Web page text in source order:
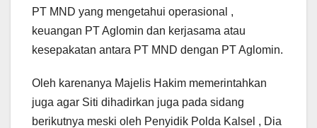
PT MND yang mengetahui operasional ,
keuangan PT Aglomin dan kerjasama atau
kesepakatan antara PT MND dengan PT Aglomin.
Oleh karenanya Majelis Hakim memerintahkan
juga agar Siti dihadirkan juga pada sidang
berikutnya meski oleh Penyidik Polda Kalsel , Dia